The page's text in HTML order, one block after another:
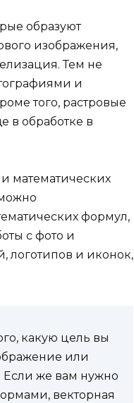
образуют
изображения,
Тем не
и
того, растровые
в обработке в
математических
формул,
с фото и
логотипов и иконок,
какую цель вы
или
Если же вам нужно
векторная